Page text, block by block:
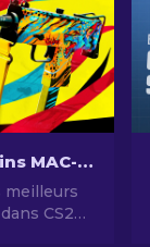
Meilleurs skins MAC-10 dans CS2 : Liste classée [2026]
meilleurs
CS2